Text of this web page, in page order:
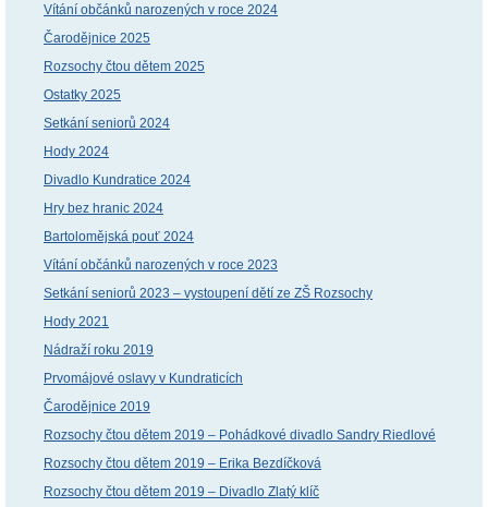
Vítání občánků narozených v roce 2024
Čarodějnice 2025
Rozsochy čtou dětem 2025
Ostatky 2025
Setkání seniorů 2024
Hody 2024
Divadlo Kundratice 2024
Hry bez hranic 2024
Bartolomějská pouť 2024
Vítání občánků narozených v roce 2023
Setkání seniorů 2023 – vystoupení dětí ze ZŠ Rozsochy
Hody 2021
Nádraží roku 2019
Prvomájové oslavy v Kundraticích
Čarodějnice 2019
Rozsochy čtou dětem 2019 – Pohádkové divadlo Sandry Riedlové
Rozsochy čtou dětem 2019 – Erika Bezdíčková
Rozsochy čtou dětem 2019 – Divadlo Zlatý klíč